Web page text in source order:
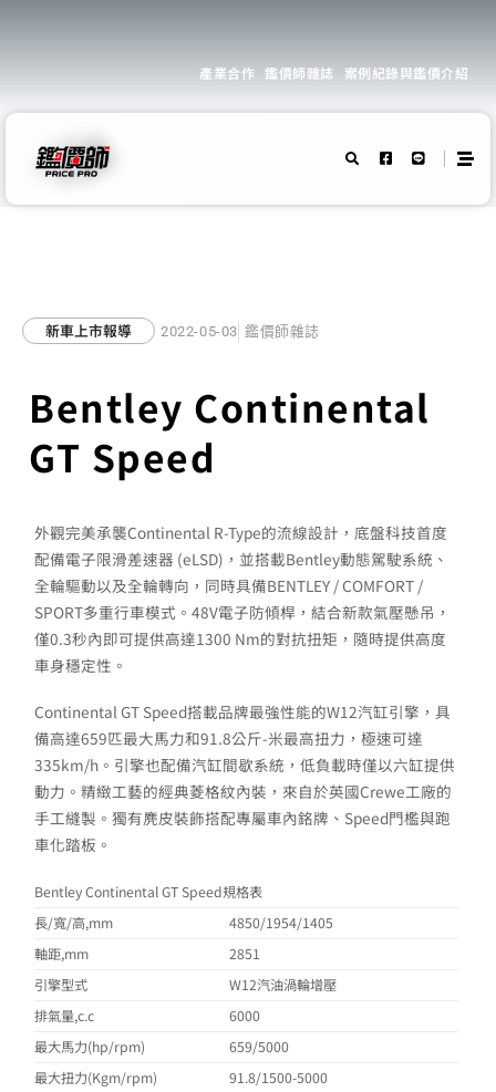
產業合作 鑑價師雜誌 案例紀錄與鑑價介紹
新車上市報導 2022-05-03 鑑價師雜誌
Bentley Continental
GT Speed
外觀完美承襲Continental R-Type的流線設計，底盤科技首度
配備電子限滑差速器 (eLSD)，並搭載Bentley動態駕駛系統、
全輪驅動以及全輪轉向，同時具備BENTLEY / COMFORT /
SPORT多重行車模式。48V電子防傾桿，結合新款氣壓懸吊，
僅0.3秒內即可提供高達1300 Nm的對抗扭矩，隨時提供高度
車身穩定性。
Continental GT Speed搭載品牌最強性能的W12汽缸引擎，具
備高達659匹最大馬力和91.8公斤-米最高扭力，極速可達
335km/h。引擎也配備汽缸間歇系統，低負載時僅以六缸提供
動力。精緻工藝的經典菱格紋內裝，來自於英國Crewe工廠的
手工縫製。獨有麂皮裝飾搭配專屬車內銘牌、Speed門檻與跑
車化踏板。
Bentley Continental GT Speed規格表
長/寬/高,mm
4850/1954/1405
軸距,mm
2851
引擎型式
W12汽油渦輪增壓
排氣量,c.c
6000
最大馬力(hp/rpm)
659/5000
最大扭力(Kgm/rpm)
91.8/1500-5000